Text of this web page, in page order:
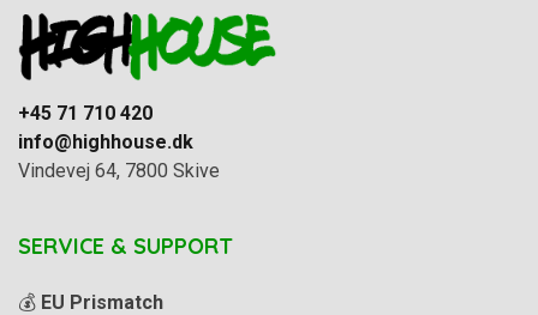
+45 71 710 420
info@highhouse.dk
Vindevej 64, 7800 Skive
SERVICE & SUPPORT
💰 EU Prismatch